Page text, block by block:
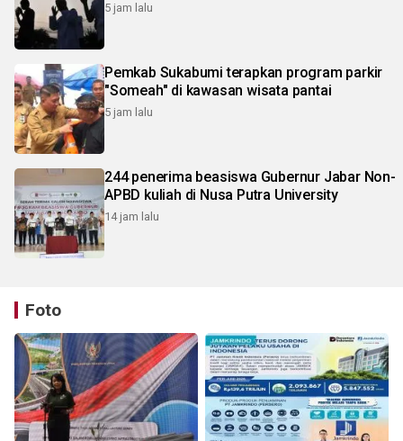
5 jam lalu
Pemkab Sukabumi terapkan program parkir
"Someah" di kawasan wisata pantai
5 jam lalu
244 penerima beasiswa Gubernur Jabar Non-
APBD kuliah di Nusa Putra University
14 jam lalu
Foto